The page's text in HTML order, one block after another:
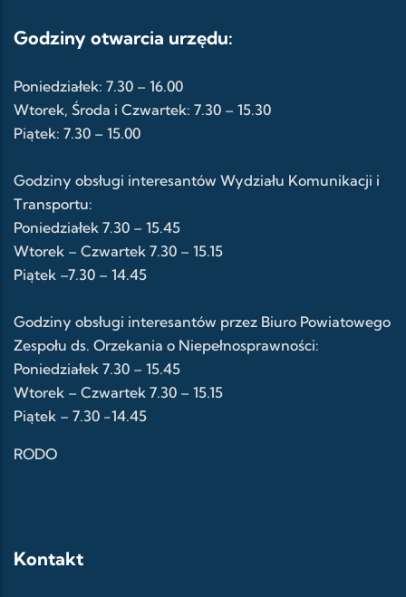
Godziny otwarcia urzędu:
Poniedziałek: 7.30 – 16.00
Wtorek, Środa i Czwartek: 7.30 – 15.30
Piątek: 7.30 – 15.00
Godziny obsługi interesantów Wydziału Komunikacji i
Transportu:
Poniedziałek 7.30 – 15.45
Wtorek – Czwartek 7.30 – 15.15
Piątek –7.30 – 14.45
Godziny obsługi interesantów przez Biuro Powiatowego
Zespołu ds. Orzekania o Niepełnosprawności:
Poniedziałek 7.30 – 15.45
Wtorek – Czwartek 7.30 – 15.15
Piątek – 7.30 -14.45
RODO
Kontakt